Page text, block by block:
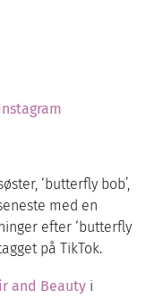
‘butterfly bob’,
med en
efter ‘butterfly
på TikTok.
and Beauty i